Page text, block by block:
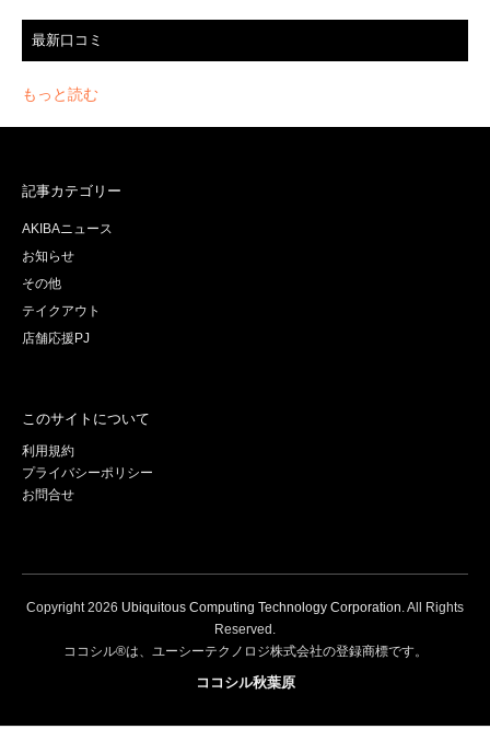
最新口コミ
もっと読む
記事カテゴリー
AKIBAニュース
お知らせ
その他
テイクアウト
店舗応援PJ
このサイトについて
利用規約
プライバシーポリシー
お問合せ
Copyright2026 Ubiquitous Computing Technology Corporation . All Rights
Reserved.
ココシル®は、ユーシーテクノロジ株式会社の登録商標です。
ココシル秋葉原